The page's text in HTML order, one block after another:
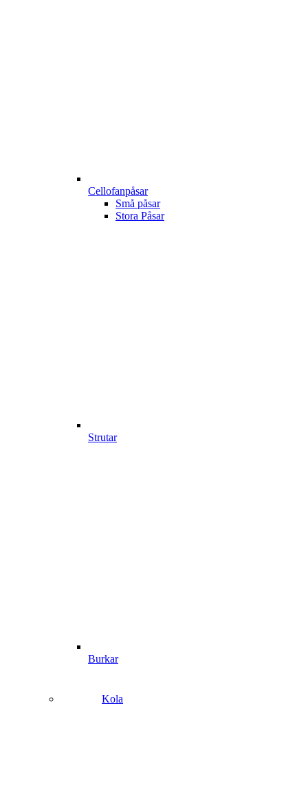
Cellofanpåsar
Små påsar
Stora Påsar
Strutar
Burkar
Kola